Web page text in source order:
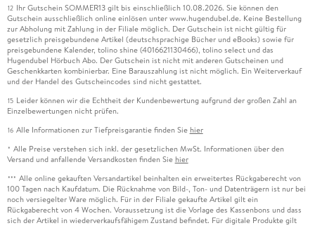
12 Ihr Gutschein SOMMER13 gilt bis einschließlich 10.08.2026. Sie können den
Gutschein ausschließlich online einlösen unter www.hugendubel.de. Keine Bestellung
zur Abholung mit Zahlung in der Filiale möglich. Der Gutschein ist nicht gültig für
gesetzlich preisgebundene Artikel (deutschsprachige Bücher und eBooks) sowie für
preisgebundene Kalender, tolino shine (4016621130466), tolino select und das
Hugendubel Hörbuch Abo. Der Gutschein ist nicht mit anderen Gutscheinen und
Geschenkkarten kombinierbar. Eine Barauszahlung ist nicht möglich. Ein Weiterverkauf
und der Handel des Gutscheincodes sind nicht gestattet.
15 Leider können wir die Echtheit der Kundenbewertung aufgrund der großen Zahl an
Einzelbewertungen nicht prüfen.
16 Alle Informationen zur Tiefpreisgarantie finden Sie hier
* Alle Preise verstehen sich inkl. der gesetzlichen MwSt. Informationen über den
Versand und anfallende Versandkosten finden Sie hier
*** Alle online gekauften Versandartikel beinhalten ein erweitertes Rückgaberecht von
100 Tagen nach Kaufdatum. Die Rücknahme von Bild-, Ton- und Datenträgern ist nur bei
noch versiegelter Ware möglich. Für in der Filiale gekaufte Artikel gilt ein
Rückgaberecht von 4 Wochen. Voraussetzung ist die Vorlage des Kassenbons und dass
sich der Artikel in wiederverkaufsfähigem Zustand befindet. Für digitale Produkte gilt